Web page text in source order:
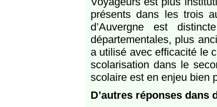
présents dans les trois
d’Auvergne est
départementales, plus
a utilisé avec efficacité le
scolarisation dans le
scolaire est en enjeu bien
D’autres réponses dans